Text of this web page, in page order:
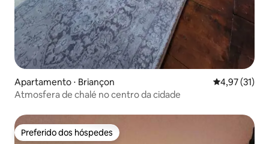
Apartamento ⋅ Briançon 4,97 de uma
4,97 (31)
Atmosfera de chalé no centro da cidade
Preferido dos hóspedes
Preferido dos hóspedes